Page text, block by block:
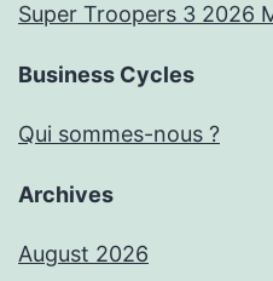
Super Troopers 3 2026
Business Cycles
Qui sommes-nous ?
Archives
August 2026